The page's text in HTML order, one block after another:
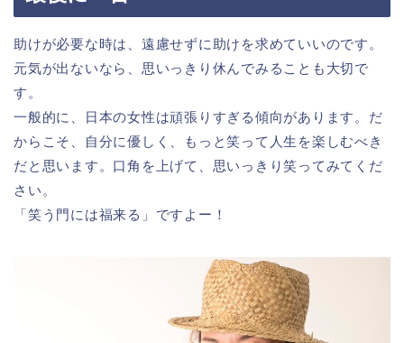
助けが必要な時は、遠慮せずに助けを求めていいのです。
元気が出ないなら、思いっきり休んでみることも大切で
す。
一般的に、日本の女性は頑張りすぎる傾向があります。だ
からこそ、自分に優しく、もっと笑って人生を楽しむべき
だと思います。口角を上げて、思いっきり笑ってみてくだ
さい。
「笑う門には福来る」ですよー！